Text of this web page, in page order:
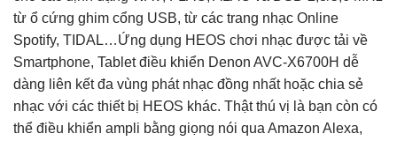
từ ổ cứng ghim cổng USB, từ các trang nhạc Online
Spotify, TIDAL…Ứng dụng HEOS chơi nhạc được tải về
Smartphone, Tablet điều khiển Denon AVC-X6700H dễ
dàng liên kết đa vùng phát nhạc đồng nhất hoặc chia sẻ
nhạc với các thiết bị HEOS khác. Thật thú vị là bạn còn có
thể điều khiển ampli bằng giọng nói qua Amazon Alexa,